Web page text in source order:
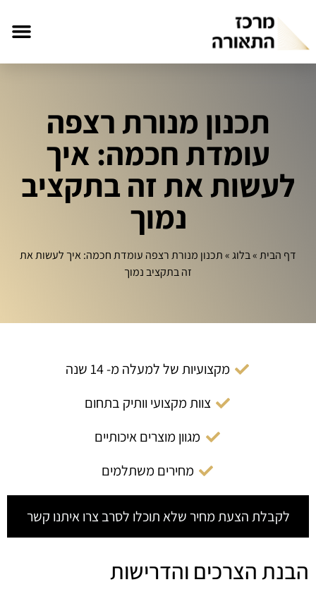
תכנון מנורת רצפה
עומדת חכמה: איך
לעשות את זה בתקציב
נמוך
דף הבית»בלוג»תכנון מנורת רצפה עומדת חכמה: איך לעשות את
זה בתקציב נמוך
מקצועיות של למעלה מ- 14 שנה
צוות מקצועי וותיק בתחום
מגוון מוצרים איכותיים
מחירים משתלמים
לקבלת הצעת מחיר שלא תוכלו לסרב צרו איתנו קשר
הבנת הצרכים והדרישות